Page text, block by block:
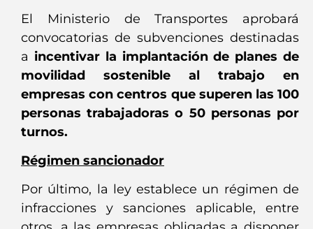
El Ministerio de Transportes aprobará
convocatorias de subvenciones destinadas
a incentivar la implantación de planes de
movilidad sostenible al trabajo en
empresas con centros que superen las 100
personas trabajadoras o 50 personas por
turnos.
Régimen sancionador
Por último, la ley establece un régimen de
infracciones y sanciones aplicable, entre